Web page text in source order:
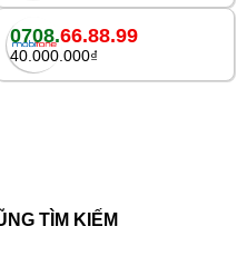
0708.66.88.99
40.000.000₫
TÌM KIẾM